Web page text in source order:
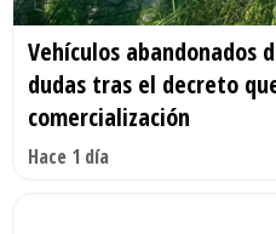
Vehículos abandonados
dudas tras el decreto
comercialización
Hace 1 día